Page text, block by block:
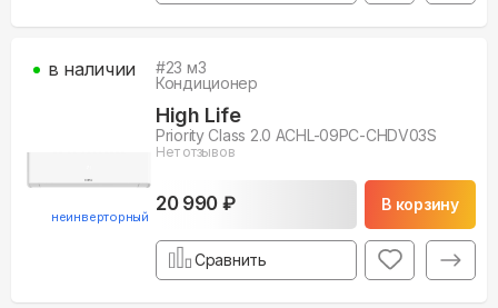
неинверторный
#23 м3
Кондиционер
High Life
Priority Class 2.0 ACHL-09PC-CHDV03S
Нет отзывов
20 990 ₽ В корзину
в наличии
Сравнить